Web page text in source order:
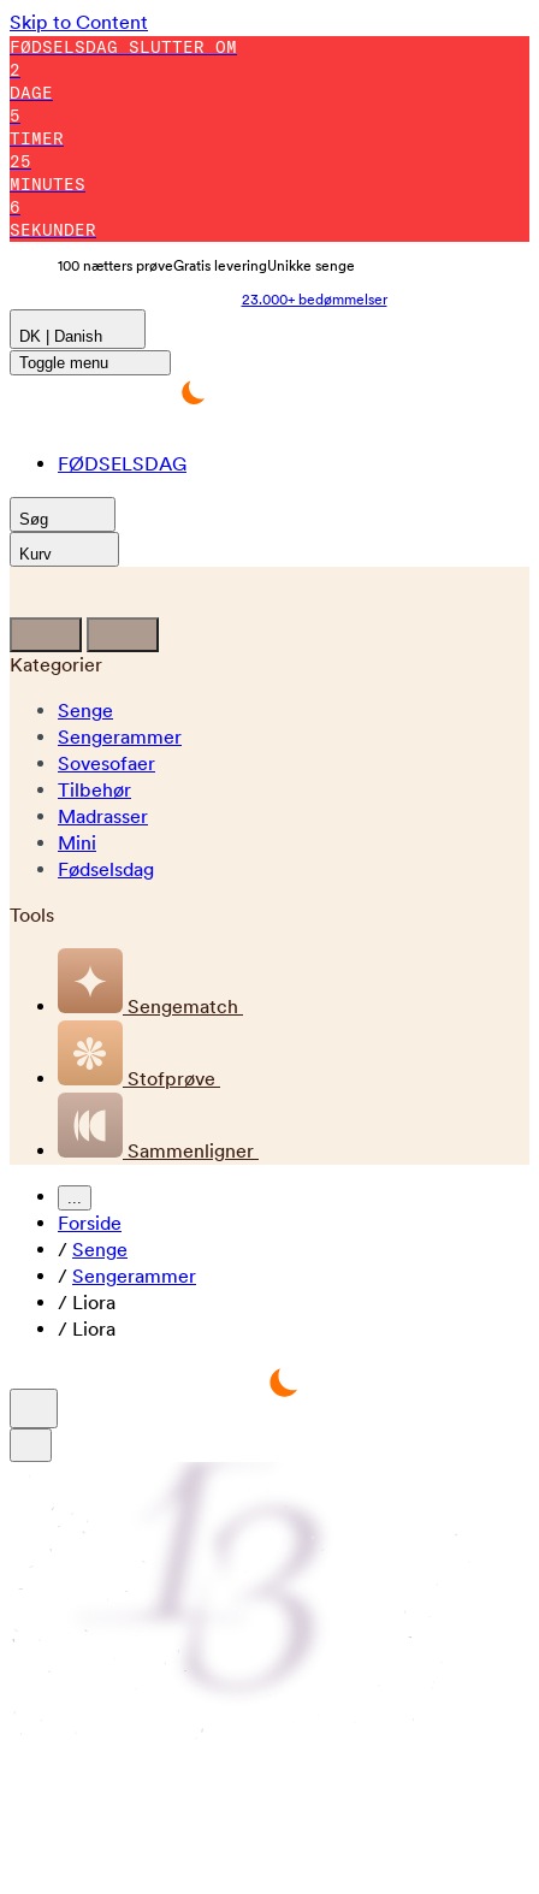
Skip to Content
FØDSELSDAG SLUTTER OM
2
DAGE
5
TIMER
24
MINUTES
55
SEKUNDER
100 nætters prøveGratis leveringUnikke senge
23.000+ bedømmelser
DK | Danish
Toggle menu
FØDSELSDAG
Søg
Kurv
Kategorier
Senge
Sengerammer
Sovesofaer
Tilbehør
Madrasser
Mini
Fødselsdag
Tools
Sengematch
Stofprøve
Sammenligner
...
Forside
/ Senge
/ Sengerammer
/ Liora
/ Liora